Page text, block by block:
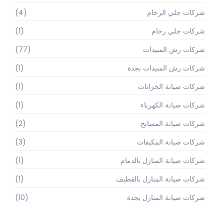
شركات جلي الرخام
(4)
شركات جلي رخام
(1)
شركات رش المبيدات
(77)
شركات رش المبيدات بجدة
(1)
شركات صيانة الخزانات
(1)
شركات صيانة الكهرباء
(1)
شركات صيانة المسابح
(2)
شركات صيانة المكيفات
(3)
شركات صيانة المنازل بالدمام
(1)
شركات صيانة المنازل بالقطيف
(1)
شركات صيانة المنازل بجدة
(10)